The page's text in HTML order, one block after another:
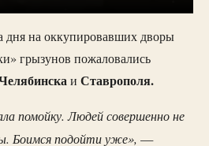
дня на оккупировавших дворы
грызунов пожаловались
и Ставрополя.
помойку. Людей совершенно не
Боимся подойти уже», —